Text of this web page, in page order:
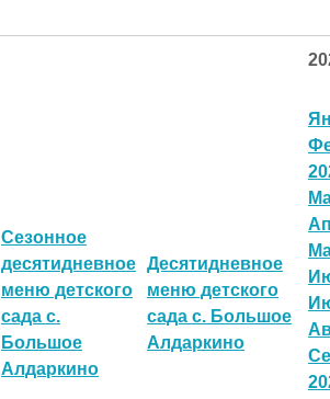
Сезонное
десятидневное
меню детского
сада с.
Большое
Алдаркино
Десятидневное
меню детского
сада с. Большое
Алдаркино